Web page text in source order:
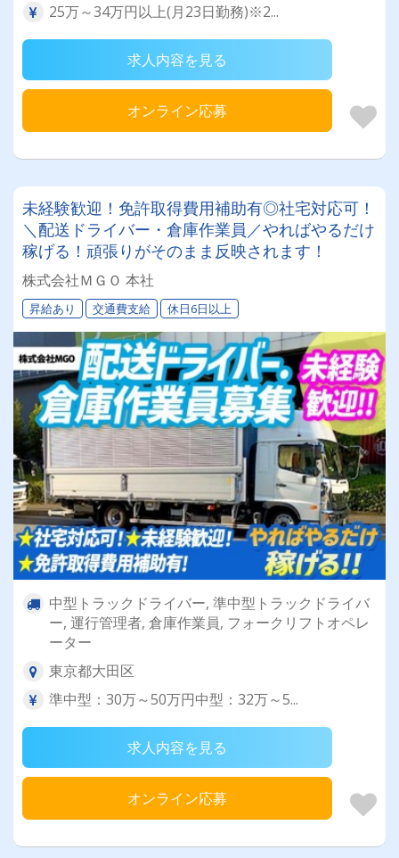
25万～34万円以上(月23日勤務)※2...
求人内容を見る
オンライン応募
未経験歓迎！免許取得費用補助有◎社宅対応可！
＼配送ドライバー・倉庫作業員／やればやるだけ
稼げる！頑張りがそのまま反映されます！
株式会社ＭＧＯ 本社
昇給あり 交通費支給 休日6日以上
中型トラックドライバー, 準中型トラックドライバ
ー, 運行管理者, 倉庫作業員, フォークリフトオペレ
ーター
東京都大田区
準中型：30万～50万円中型：32万～5...
求人内容を見る
オンライン応募